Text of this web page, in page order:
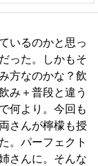
いるのかと思っ
った。しかもそ
方なのかな？飲
み＋普段と違う
何より。今回も
さんが檸檬も授
。パーフェクト
さんに。そんな